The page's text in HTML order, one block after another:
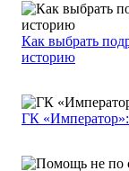
Как выбрать
историю
ГК «Император»: